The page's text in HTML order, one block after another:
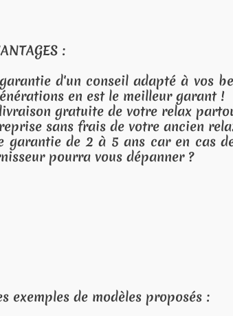
Notre savoir-faire établi
en Wallonie.
problème, qui mieux qu'un